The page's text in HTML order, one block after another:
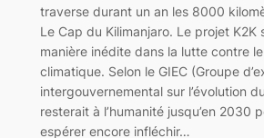
traverse durant un an les 8000
Le Cap du Kilimanjaro. Le projet K2K
manière inédite dans la lutte contre
climatique. Selon le GIEC (Groupe
intergouvernemental sur l’évolution
resterait à l’humanité jusqu’en 2030
espérer encore infléchir…